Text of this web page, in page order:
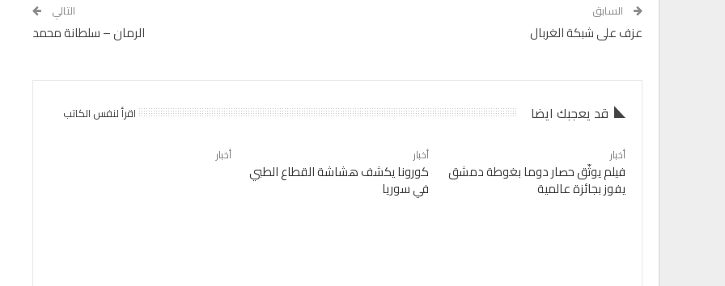
السابق
عزف على شبكة الغربال
التالي
الرمان – سلطانة محمد
قد يعجبك ايضا اقرأ لنفس الكاتب
أخبار
فيلم يوثّق حصار دوما بغوطة دمشق
يفوز بجائزة عالمية
أخبار
كورونا يكشف هشاشة القطاع الطبي
في سوريا
أخبار